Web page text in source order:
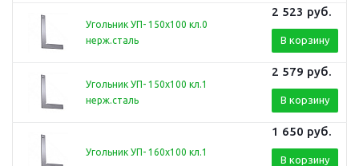
Угольник УП- 150х100 кл.0
нерж.сталь
2 523 руб.
В корзину
Угольник УП- 150х100 кл.1
нерж.сталь
2 579 руб.
В корзину
Угольник УП- 160х100 кл.1
1 650 руб.
В корзину